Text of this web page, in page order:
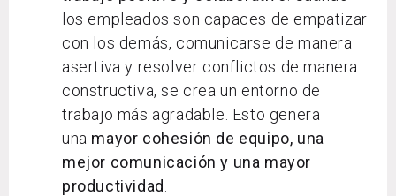
los empleados son capaces de empatizar
con los demás, comunicarse de manera
asertiva y resolver conflictos de manera
constructiva, se crea un entorno de
trabajo más agradable. Esto genera
una mayor cohesión de equipo, una
mejor comunicación y una mayor
productividad